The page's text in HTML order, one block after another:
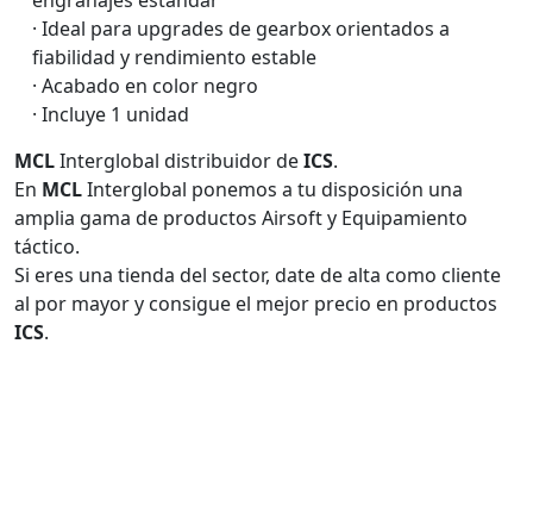
· Ideal para upgrades de gearbox orientados a
fiabilidad y rendimiento estable
· Acabado en color negro
· Incluye 1 unidad
MCLInterglobal distribuidor deICS.
En MCLInterglobal ponemos a tu disposición una
amplia gama de productos Airsoft y Equipamiento
táctico.
Si eres una tienda del sector, date de alta como cliente
al por mayor y consigue el mejor precio en productos
ICS.